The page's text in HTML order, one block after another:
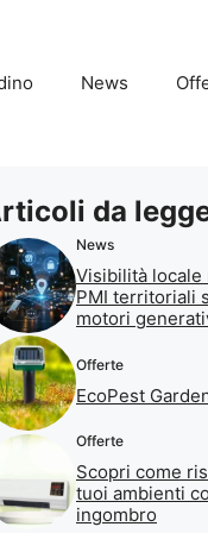
News
da
News
Visibilità locale
PMI territoriali
motori
Offerte
EcoPest
Offerte
Scopri come
tuoi ambienti
ingombro